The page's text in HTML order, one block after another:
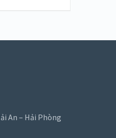
An – Hải Phòng